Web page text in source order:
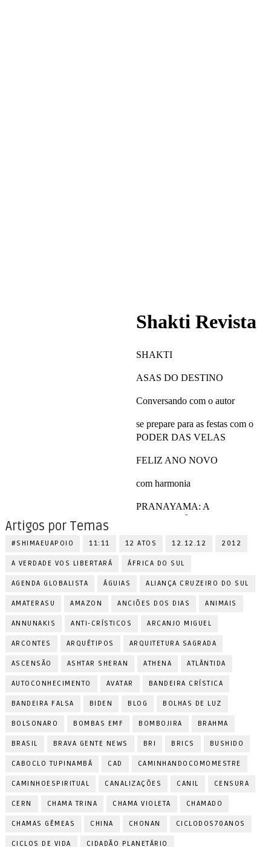
Artigos por Temas
#SHIMAEUAPOIO 11:11 12 ATOS 12.12.12 2012
A VERDADE VOS LIBERTARÁ ÁFRICA DO SUL
AGENDA GLOBALISTA ÁGUIAS ALIANÇA CRUZEIRO DO SUL
AMATERASU AMAZON ANCIÕES DOS DIAS ANIMAIS
ANNUNAKIS ANTI-CRÍSTICOS ARCANJO MIGUEL
ARCONTES ARQUÉTIPOS ARQUITETURA SAGRADA
ASCENSÃO ASHTAR SHERAN ATHENA ATLÂNTIDA
AUTOCONHECIMENTO AVATAR BANDEIRA CRÍSTICA
BANDEIRA FALSA BIDEN BLOG BOLHAS DE LUZ
BOLSONARO BOMBAS EMF BOMBOJIRA BRAHMA
BRASIL BRAVA GENTE NEWS BRI BRICS BUSHIDO
CABOCLO TUPINAMBÁ CAD CAMINHANDOCOMOMESTRE
CAMINHOESPIRITUAL CANALIZAÇÕES CANIL CENSURA
CERN CHAMA TRINA CHAMA VIOLETA CHAMADO
CHAMAS GÊMEAS CHINA CHONAN CICLODOS70ANOS
CICLOS DE VIDA CIDADÃO PLANETÁRIO